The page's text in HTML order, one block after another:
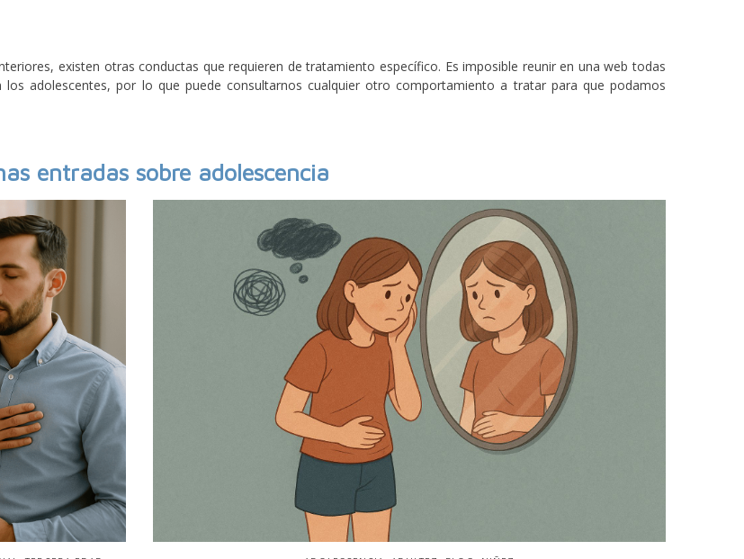
existen otras conductas que requieren de tratamiento específico. Es imposible reunir en una web todas
adolescentes, por lo que puede consultarnos cualquier otro comportamiento a tratar para que podamos
entradas sobre adolescencia